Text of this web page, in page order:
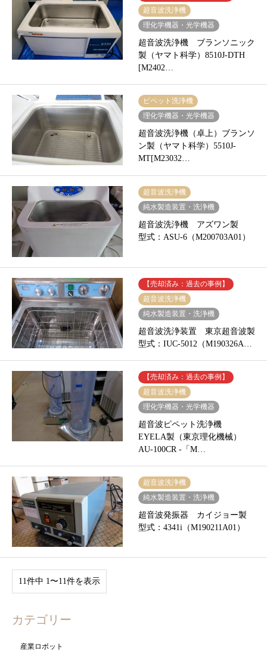
超音波洗浄機
理化学機器・光学機器
超音波洗浄機 ブランソニック
製（ヤマト科学）8510J-DTH
[M2402…
ピペット洗浄機
理化学機器・光学機器
超音波洗浄機（卓上）ブランソ
ン製（ヤマト科学）5510J-
MT[M23032…
超音波洗浄機
純水製造装置・洗浄機
超音波洗浄機 アズワン製
型式：ASU-6（M200703A01）
【売却済み：過去の事例】
超音波洗浄機
純水製造装置・洗浄機
超音波洗浄装置 東京超音波製
型式：IUC-5012（M190326A…
【売却済み：過去の事例】
超音波洗浄機
理化学機器・光学機器
超音波ピペット洗浄機
EYELA製（東京理化機械）
AU-100CR -「M…
超音波洗浄機
純水製造装置・洗浄機
超音波発振器 カイジョー製
型式：4341i（M190211A01）
11件中 1〜11件を表示
カテゴリー
産業ロボット